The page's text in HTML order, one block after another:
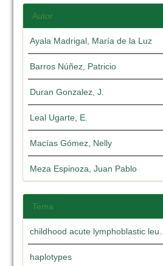
Autor
Ayala Madrigal, María de la Luz
Barros Núñez, Patricio
Duran Gonzalez, J.
Leal Ugarte, E.
Macías Gómez, Nelly
Meza Espinoza, Juan Pablo
Tema
childhood acute lymphoblastic leu...
haplotypes